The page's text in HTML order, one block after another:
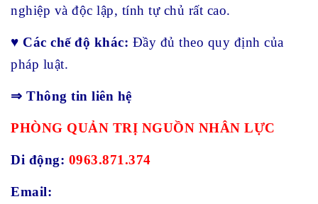
nghiệp và độc lập, tính tự chủ rất cao.
♥ Các chế độ khác: Đầy đủ theo quy định của
pháp luật.
⇒ Thông tin liên hệ
PHÒNG QUẢN TRỊ NGUỒN NHÂN LỰC
Di động: 0963.871.374
Email: